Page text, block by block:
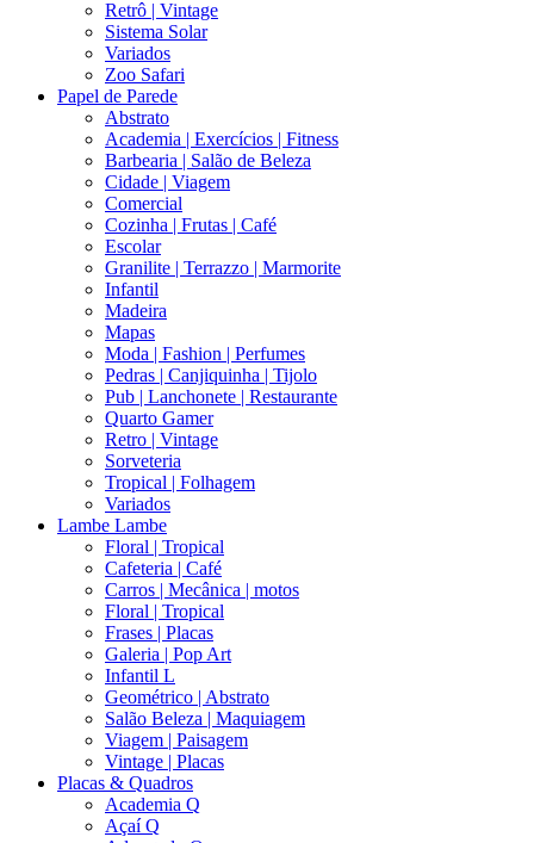
Retrô | Vintage
Sistema Solar
Variados
Zoo Safari
Papel de Parede
Abstrato
Academia | Exercícios | Fitness
Barbearia | Salão de Beleza
Cidade | Viagem
Comercial
Cozinha | Frutas | Café
Escolar
Granilite | Terrazzo | Marmorite
Infantil
Madeira
Mapas
Moda | Fashion | Perfumes
Pedras | Canjiquinha | Tijolo
Pub | Lanchonete | Restaurante
Quarto Gamer
Retro | Vintage
Sorveteria
Tropical | Folhagem
Variados
Lambe Lambe
Floral | Tropical
Cafeteria | Café
Carros | Mecânica | motos
Floral | Tropical
Frases | Placas
Galeria | Pop Art
Infantil L
Geométrico | Abstrato
Salão Beleza | Maquiagem
Viagem | Paisagem
Vintage | Placas
Placas & Quadros
Academia Q
Açaí Q